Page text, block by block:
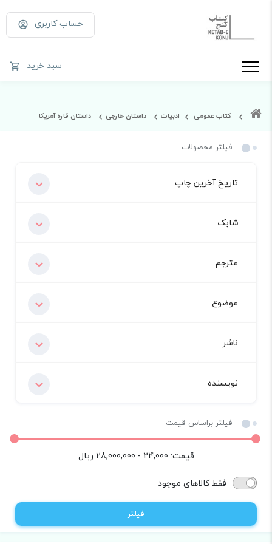
حساب کاربری
سبد خرید
کتاب عمومی ادبیات داستان خارجی داستان قاره آمریکا
فیلتر محصولات
تاریخ آخرین چاپ
شابک
مترجم
موضوع
ناشر
نویسنده
فیلتر براساس قیمت
قیمت: 24,000 - 28,000,000
ریال
فقط کالاهای موجود
فیلتر